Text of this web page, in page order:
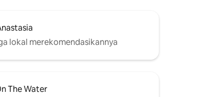
lokal merekomendasikannya
The Water